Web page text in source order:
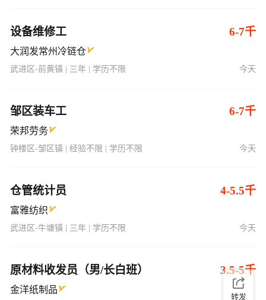
设备维修工 6-7千
大润发常州冷链仓
武进区-前黄镇 | 三年 | 学历不限 今天
邹区装车工 6-7千
荣邦劳务
钟楼区-邹区镇 | 经验不限 | 学历不限 今天
仓管统计员 4-5.5千
富雅纺织
武进区-牛塘镇 | 三年 | 学历不限 今天
原材料收发员（男/长白班） 3.5-5千
金洋纸制品
转发